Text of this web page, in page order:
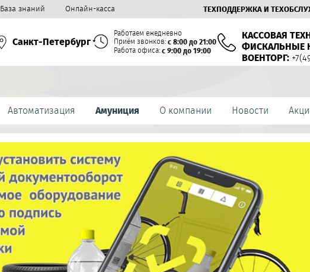
База знаний Онлайн-касса ТЕХПОДДЕРЖКА И
Санкт-Петербург
Работаем ежедневно
Приём звонков: с 8:00 до 21:00
Работа офиса: с 9:00 до 19:00
КАССОВАЯ
ФИСКАЛЬНЫЕ
ВОЕНТОРГ:
Автоматизация Амуниция О компании Новости